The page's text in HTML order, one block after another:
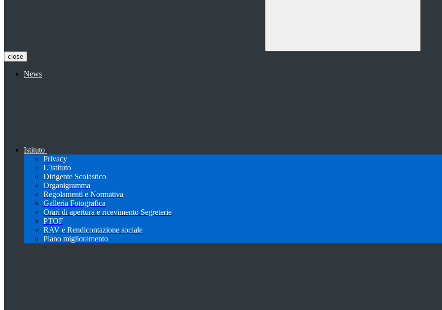
close
News
Istituto
Privacy
L'Istituto
Dirigente Scolastico
Organigramma
Regolamenti e Normativa
Galleria Fotografica
Orari di apertura e ricevimento Segreterie
PTOF
RAV e Rendicontazione sociale
Piano miglioramento